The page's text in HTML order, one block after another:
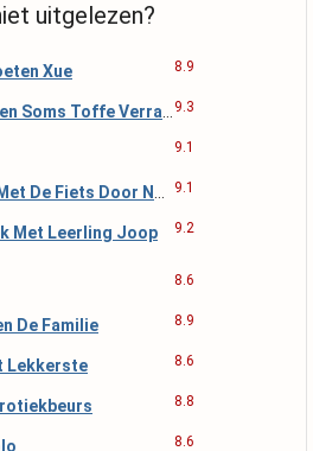
uitgelezen?
Xue 8.9
Toffe Verrassingen 9.3
9.1
Fiets Door Nederland 9.1
Met Leerling Joop 9.2
8.6
De Familie 8.9
Lekkerste 8.6
8.8
8.6